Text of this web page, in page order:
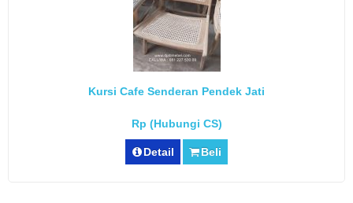
Kursi Cafe Senderan Pendek Jati
Rp (Hubungi CS)
Detail Beli